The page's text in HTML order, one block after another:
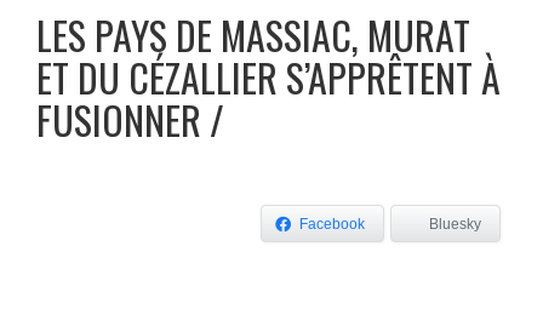
LES PAYS DE MASSIAC, MURAT
ET DU CÉZALLIER S’APPRÊTENT À
FUSIONNER
Facebook Bluesky